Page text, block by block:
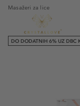
Masažeri za lice
DO DODATNIH 6% UZ DBC